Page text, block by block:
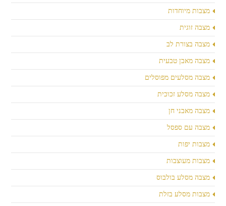
מצבות מיוחדות
מצבה זוגית
מצבה בצורת לב
מצבה מאבן טבעית
מצבה מסלעים מפוסלים
מצבה מסלע זכוכית
מצבה מאבני חן
מצבה עם ספסל
מצבות יפות
מצבות מעוצבות
מצבה מסלע בולבוס
מצבות מסלע בזלת